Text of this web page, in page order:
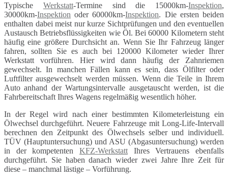
Typische Werkstatt-Termine sind die 15000km-Inspektion,
30000km-Inspektion oder 60000km-Inspektion. Die ersten beiden
enthalten dabei meist nur kurze Sichtprüfungen und den eventuellen
Austausch Betriebsflüssigkeiten wie Öl. Bei 60000 Kilometern steht
häufig eine größere Durchsicht an. Wenn Sie Ihr Fahrzeug länger
fahren, sollten Sie es auch bei 120000 Kilometer wieder Ihrer
Werkstatt vorführen. Hier wird dann häufig der Zahnriemen
gewechselt. In manchen Fällen kann es sein, dass Ölfilter oder
Luftfilter ausgewechselt werden müssen. Wenn die Teile in Ihrem
Auto anhand der Wartungsintervalle ausgetauscht werden, ist die
Fahrbereitschaft Ihres Wagens regelmäßig wesentlich höher.
In der Regel wird nach einer bestimmten Kilometerleistung ein
Ölwechsel durchgeführt. Neuere Fahrzeuge mit Long-Life-Intervall
berechnen den Zeitpunkt des Ölwechsels selber und individuell.
TÜV (Hauptuntersuchung) und ASU (Abgasuntersuchung) werden
in der kompetenten KFZ-Werkstatt Ihres Vertrauens ebenfalls
durchgeführt. Sie haben danach wieder zwei Jahre Ihre Zeit für
diese – manchmal lästige – Vorführung.